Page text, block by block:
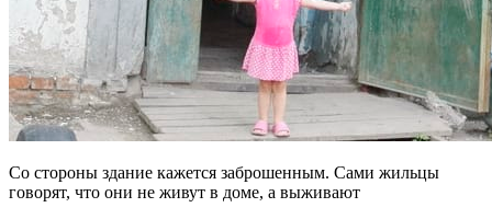
Со стороны здание кажется заброшенным. Сами жильцы
говорят, что они не живут в доме, а выживают